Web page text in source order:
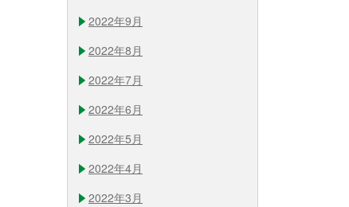
2022年9月
2022年8月
2022年7月
2022年6月
2022年5月
2022年4月
2022年3月